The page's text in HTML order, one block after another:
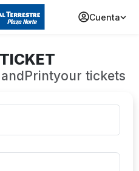
Cuenta
tickets